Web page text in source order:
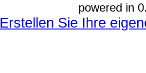
powered in
Erstellen Sie Ihre